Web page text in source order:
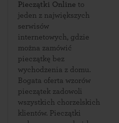
Pieczątki Online to
jeden z największych
serwisów
internetowych, gdzie
można zamówić
pieczątkę bez
wychodzenia z domu.
Bogata oferta wzorów
pieczątek zadowoli
wszystkich chorzelskich
klientów. Pieczątki